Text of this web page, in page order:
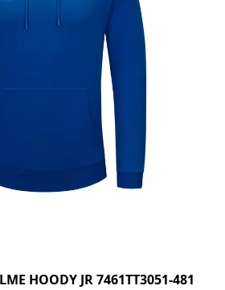
HOODY JR 7461TT3051-481